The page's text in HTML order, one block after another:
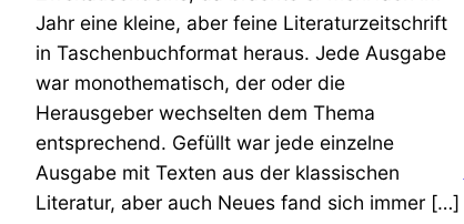
Jahr eine kleine, aber feine Literaturzeitschrift
in Taschenbuchformat heraus. Jede Ausgabe
war monothematisch, der oder die
Herausgeber wechselten dem Thema
entsprechend. Gefüllt war jede einzelne
Ausgabe mit Texten aus der klassischen
Literatur, aber auch Neues fand sich immer […]